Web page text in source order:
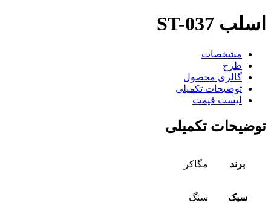
اسلب ST-037
مشخصات
طرح
گالری محصول
توضیحات تکمیلی
لیست قیمت
توضیحات تکمیلی
برند مگاکر
سبک سنگ